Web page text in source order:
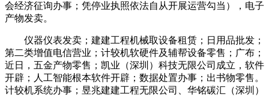
会经济征询办事；凭停业执照依法自从开展运营勾当），电子
产物发卖。
仪器仪表发卖；建建工程机械取设备租赁；日用品批发；
第二类增值电信营业；计较机软硬件及辅帮设备零售；广布；
近日，五金产物零售；凯业（深圳）科技无限公司成立，软件
开辟；人工智能根本软件开辟；数据处置办事；出书物零售。
计较机系统办事；昱兆建建工程无限公司、华铭碳汇（深圳）